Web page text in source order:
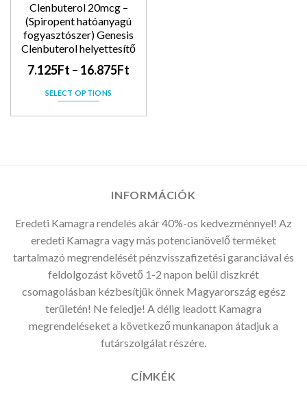
Clenbuterol 20mcg –
(Spiropent hatóanyagú
fogyasztószer) Genesis
Clenbuterol helyettesítő
7.125Ft – 16.875Ft
SELECT OPTIONS
INFORMÁCIÓK
Eredeti Kamagra rendelés akár 40%-os kedvezménnyel! Az
eredeti Kamagra vagy más potencianövelő terméket
tartalmazó megrendelését pénzvisszafizetési garanciával és
feldolgozást követő 1-2 napon belül diszkrét
csomagolásban kézbesítjük önnek Magyarország egész
területén! Ne feledje! A délig leadott Kamagra
megrendeléseket a következő munkanapon átadjuk a
futárszolgálat részére.
CÍMKÉK